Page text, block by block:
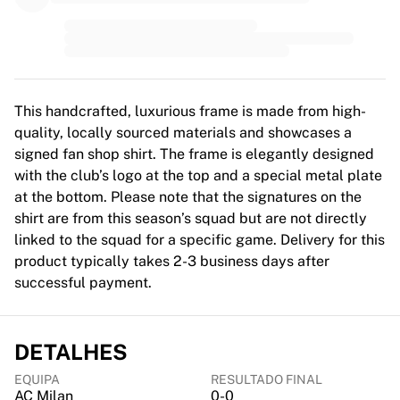
OL Lyonnes
Paris Saint-Germain Feminines
Arsenal WFC
Explorar por país
Basquetebol
Destaques
Charlotte Hornets
Chicago Bulls
LA Clippers
Ver tudo sobre basquetebol
Principais equipas da NBA
Charlotte Hornets
This handcrafted, luxurious frame is made from high-
quality, locally sourced materials and showcases a
signed fan shop shirt. The frame is elegantly designed
with the club’s logo at the top and a special metal plate
at the bottom. Please note that the signatures on the
shirt are from this season’s squad but are not directly
linked to the squad for a specific game. Delivery for this
product typically takes 2-3 business days after
successful payment.
DETALHES
EQUIPA
AC Milan
RESULTADO FINAL
0-0